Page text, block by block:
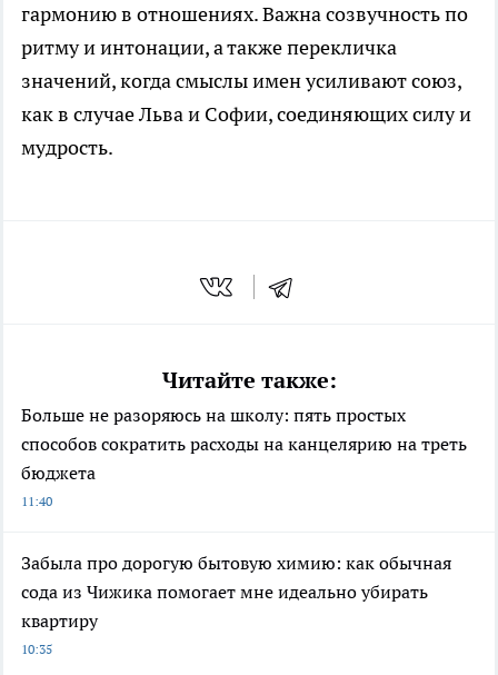
гармонию в отношениях. Важна созвучность по
ритму и интонации, а также перекличка
значений, когда смыслы имен усиливают союз,
как в случае Льва и Софии, соединяющих силу и
мудрость.
Читайте также:
Больше не разоряюсь на школу: пять простых
способов сократить расходы на канцелярию на треть
бюджета
11:40
Забыла про дорогую бытовую химию: как обычная
сода из Чижика помогает мне идеально убирать
квартиру
10:35